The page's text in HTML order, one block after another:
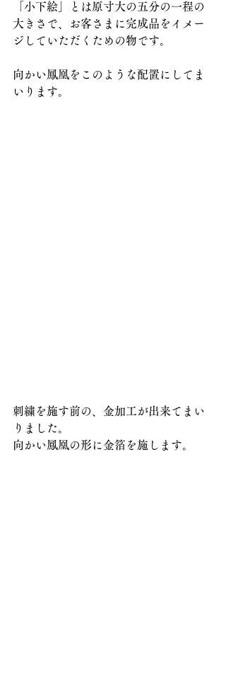
「小下絵」とは原寸大の五分の一程の
大きさで、お客さまに完成品をイメー
ジしていただくための物です。
向かい鳳凰をこのような配置にしてま
いります。
刺繍を施す前の、金加工が出来てまい
りました。
向かい鳳凰の形に金箔を施します。